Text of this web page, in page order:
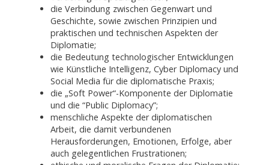
die Verbindung zwischen Gegenwart und
Geschichte, sowie zwischen Prinzipien und
praktischen und technischen Aspekten der
Diplomatie;
die Bedeutung technologischer Entwicklungen
wie Künstliche Intelligenz, Cyber Diplomacy und
Social Media für die diplomatische Praxis;
die „Soft Power“-Komponente der Diplomatie
und die “Public Diplomacy”;
menschliche Aspekte der diplomatischen
Arbeit, die damit verbundenen
Herausforderungen, Emotionen, Erfolge, aber
auch gelegentlichen Frustrationen;